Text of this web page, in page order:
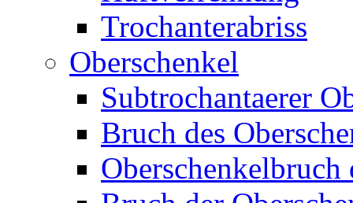
Trochanterabriss
Oberschenkel
Subtrochantaerer
Bruch des
Oberschenkelbruch